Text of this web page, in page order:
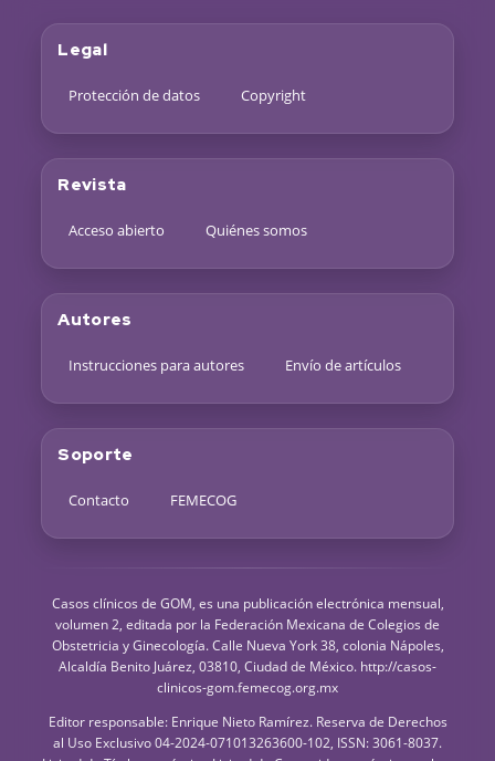
Legal
Protección de datos Copyright
Revista
Acceso abierto Quiénes somos
Autores
Instrucciones para autores Envío de artículos
Soporte
Contacto FEMECOG
Casos clínicos de GOM, es una publicación electrónica mensual,
volumen 2, editada por la Federación Mexicana de Colegios de
Obstetricia y Ginecología. Calle Nueva York 38, colonia Nápoles,
Alcaldía Benito Juárez, 03810, Ciudad de México. http://casos-
clinicos-gom.femecog.org.mx
Editor responsable: Enrique Nieto Ramírez. Reserva de Derechos
al Uso Exclusivo 04-2024-071013263600-102, ISSN: 3061-8037.